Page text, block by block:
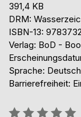
391,4 KB
DRM:
ISBN-13:
Verlag: BoD -
Sprache: Deutsch
Barrierefreiheit:
Bewertung::